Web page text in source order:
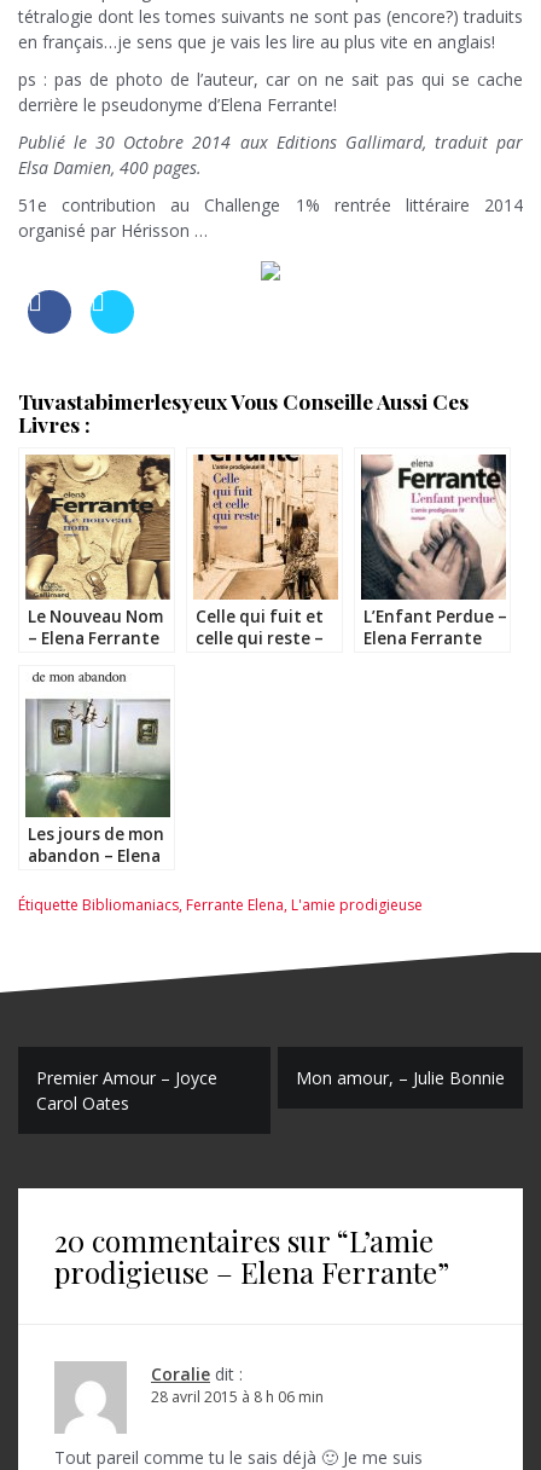
tétralogie dont les tomes suivants ne sont pas (encore?) traduits
en français…je sens que je vais les lire au plus vite en anglais!
ps : pas de photo de l’auteur, car on ne sait pas qui se cache
derrière le pseudonyme d’Elena Ferrante!
Publié le 30 Octobre 2014 aux Editions Gallimard, traduit par
Elsa Damien, 400 pages.
51e contribution au Challenge 1% rentrée littéraire 2014
organisé par Hérisson …
Tuvastabimerlesyeux Vous Conseille Aussi Ces
Livres :
Le Nouveau Nom
– Elena Ferrante
Celle qui fuit et
celle qui reste –
L’Enfant Perdue –
Elena Ferrante
Les jours de mon
abandon – Elena
Étiquette Bibliomaniacs,Ferrante Elena,L'amie prodigieuse
N
a
Premier Amour – Joyce
Carol Oates
Mon amour, – Julie Bonnie
20 commentaires sur “L’amie
prodigieuse – Elena Ferrante”
Coralie dit :
28 avril 2015 à 8 h 06 min
Tout pareil comme tu le sais déjà 🙂 Je me suis